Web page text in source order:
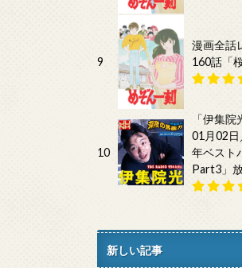
9
漫画全話
160話「
10
「伊集
01月02
年ベスト
Part3」
新しい記事